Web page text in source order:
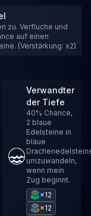
zu. Verfluche und
auf einen
(Verstärkung: x2)
Verwandter
der Tiefe
40% Chance,
2 blaue
Edelsteine in
blaue
umzuwandeln,
wenn mein
Zug beginnt.
×12
×12